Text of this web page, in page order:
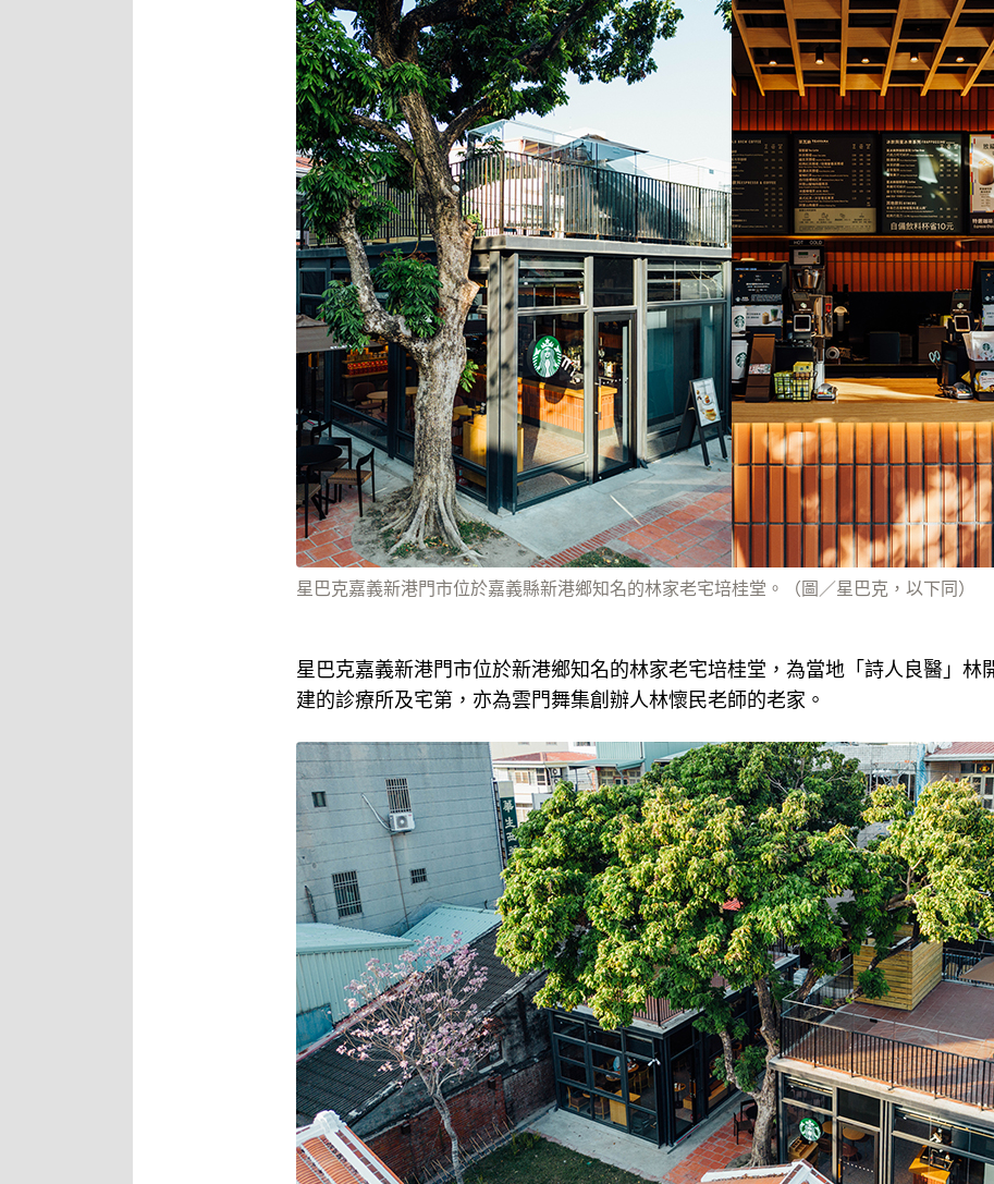
星巴克嘉義新港門市位於嘉義縣新港鄉知名的林家老宅培桂堂。（圖／星巴克，以下同）
星巴克嘉義新港門市位於新港鄉知名的林家老宅培桂堂，為當地「詩人良醫」林
建的診療所及宅第，亦為雲門舞集創辦人林懷民老師的老家。